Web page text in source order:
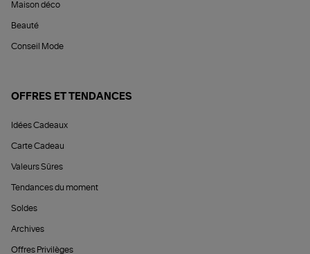
Maison déco
Beauté
Conseil Mode
OFFRES ET TENDANCES
Idées Cadeaux
Carte Cadeau
Valeurs Sûres
Tendances du moment
Soldes
Archives
Offres Privilèges